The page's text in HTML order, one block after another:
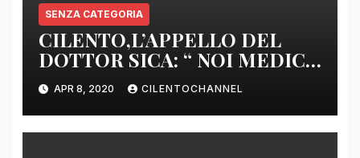
SENZA CATEGORIA
CILENTO,L’APPELLO DEL
DOTTOR SICA: “ NOI MEDICI
DI BASE SIAMO SENZA ARMI
E SENZA PRESIDI”
APR 8, 2020 CILENTOCHANNEL